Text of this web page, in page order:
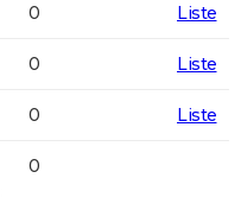
0 Liste
0 Liste
0 Liste
0